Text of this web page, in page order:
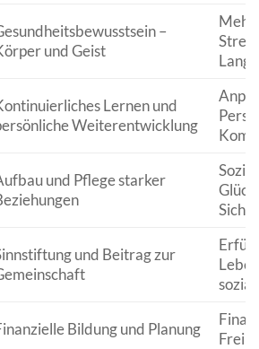
–
und Geist
Mehr
Lernen und
Weiterentwicklung
und Pflege starker
und Beitrag zur
Bildung und Planung